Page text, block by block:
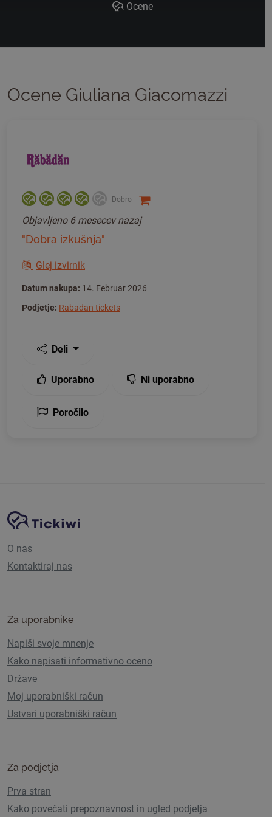
Ocene
Ocene Giuliana Giacomazzi
Dobro
Objavljeno 6 mesecev nazaj
"Dobra izkušnja"
Glej izvirnik
Datum nakupa: 14. Februar 2026
Podjetje: Rabadan tickets
Deli
Uporabno Ni uporabno
Poročilo
Navigacija spletnega mesta
Platforma Tickiwi
O nas
Kontaktiraj nas
Za uporabnike
Napiši svoje mnenje
Kako napisati informativno oceno
Države
Moj uporabniški račun
Ustvari uporabniški račun
Za podjetja
Prva stran
Kako povečati prepoznavnost in ugled podjetja